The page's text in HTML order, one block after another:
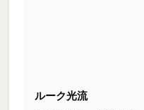
ルーク光流